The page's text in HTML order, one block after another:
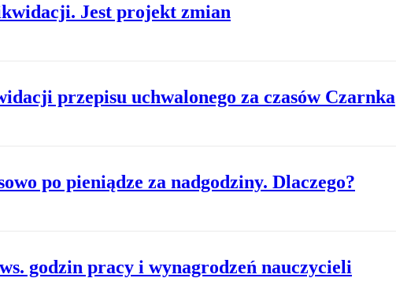
Jest projekt zmian
przepisu uchwalonego za czasów Czarnka
po pieniądze za nadgodziny. Dlaczego?
godzin pracy i wynagrodzeń nauczycieli